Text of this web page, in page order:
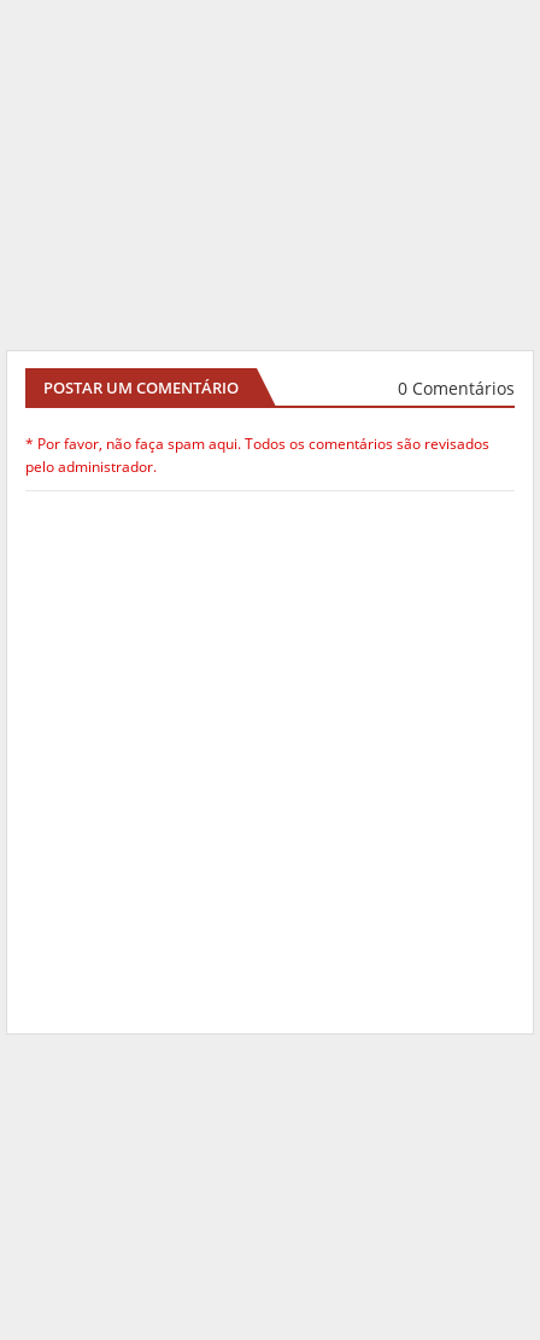
POSTAR UM COMENTÁRIO 0 Comentários
* Por favor, não faça spam aqui. Todos os comentários são revisados
pelo administrador.